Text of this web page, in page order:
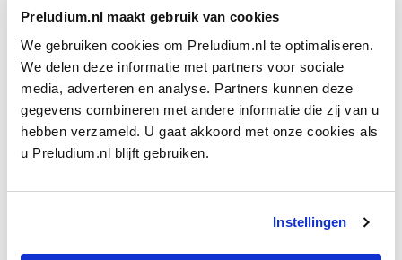
Preludium.nl maakt gebruik van cookies
We gebruiken cookies om Preludium.nl te optimaliseren.
We delen deze informatie met partners voor sociale
media, adverteren en analyse. Partners kunnen deze
gegevens combineren met andere informatie die zij van u
hebben verzameld. U gaat akkoord met onze cookies als
u Preludium.nl blijft gebruiken.
Instellingen